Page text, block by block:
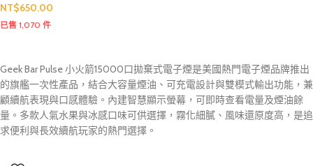
NT$650.00
已售 1,070 件
Geek Bar Pulse 小火箭15000口拋棄式電子煙是美國熱門電子煙品牌推出
的旗艦一次性產品，結合大容量煙油、可充電設計與雙模式輸出功能，兼
顧續航表現與口感體驗。內建智慧顯示螢幕，可即時查看電量及煙油餘
量。多款人氣水果與冰感口味可供選擇，霧化細膩、風味還原度高，是追
求便利與長效續航玩家的熱門選擇。